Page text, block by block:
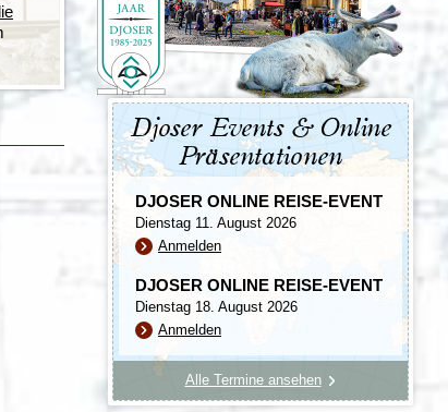
Djoser Events & Online
Präsentationen
DJOSER ONLINE REISE-EVENT
Dienstag 11. August 2026
Anmelden
DJOSER ONLINE REISE-EVENT
Dienstag 18. August 2026
Anmelden
Alle Termine ansehen